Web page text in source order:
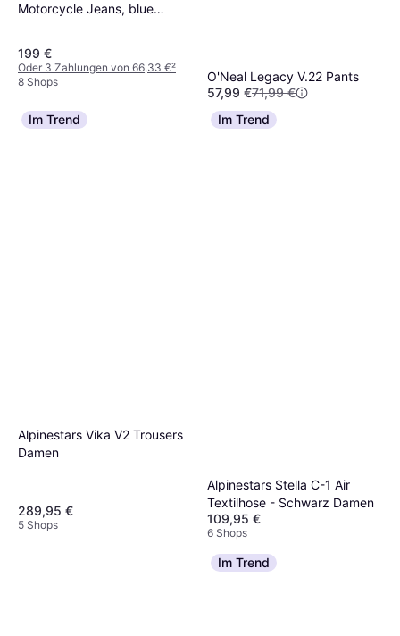
Motorcycle Jeans, blue
199 €
Oder 3 Zahlungen von 66,33 €²
8 Shops
O'Neal Legacy V.22 Pants
57,99 €71,99 €
Im Trend
Alpinestars Vika V2 Trousers
Damen
289,95 €
5 Shops
Im Trend
Alpinestars Stella C-1 Air
Textilhose - Schwarz Damen
109,95 €
6 Shops
Im Trend